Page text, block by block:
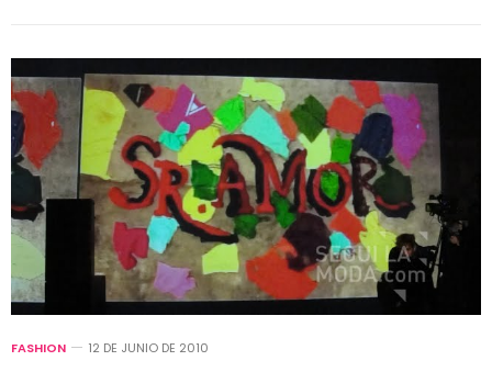
FASHION 12 DE JUNIO DE 2010